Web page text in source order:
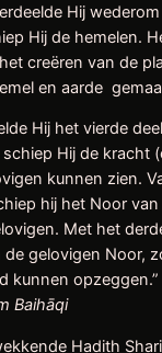
Hij
Hij de hemelen.
creëren van de
en aarde
Hij het vierde
Hij de kracht
kunnen zien.
hij het Noor
Met het
gelovigen Noor,
kunnen opzeggen.”
Baihāqi
Hadith